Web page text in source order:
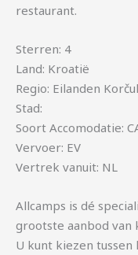
restaurant.
Sterren: 4
Land: Kroatië
Regio: Eilanden
Stad:
Soort Accomodatie:
Vervoer: EV
Vertrek vanuit: NL
Allcamps is dé
grootste aanbod van
U kunt kiezen tussen